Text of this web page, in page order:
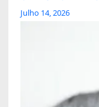
Julho 14, 2026